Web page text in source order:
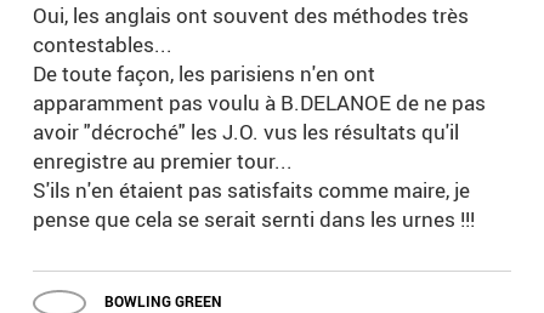
Oui, les anglais ont souvent des méthodes très
contestables...
De toute façon, les parisiens n'en ont
apparamment pas voulu à B.DELANOE de ne pas
avoir "décroché" les J.O. vus les résultats qu'il
enregistre au premier tour...
S'ils n'en étaient pas satisfaits comme maire, je
pense que cela se serait sernti dans les urnes !!!
BOWLING GREEN